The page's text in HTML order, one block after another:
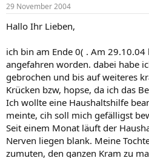
m
29 November 2004
Hallo Ihr Lieben,
ich bin am Ende 0( . Am
angefahren worden. dabei habe
gebrochen und bis auf weiteres
Krücken bzw, hopse, da ich das
Ich wollte eine Haushaltshilfe
meinte, cih soll mich gefälligst
Seit einem Monat läuft der
Nerven liegen blank. Meine
zumuten, den ganzen Kram zu